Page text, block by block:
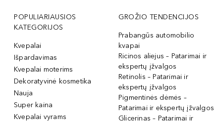
POPULIARIAUSIOS
KATEGORIJOS
Kvepalai
Išpardavimas
Kvepalai moterims
Dekoratyvinė kosmetika
Nauja
Super kaina
Kvepalai vyrams
GROŽIO TENDENCIJOS
Prabangūs automobilio
kvapai
Ricinos aliejus – Patarimai ir
ekspertų įžvalgos
Retinolis – Patarimai ir
ekspertų įžvalgos
Pigmentinės dėmės –
Patarimai ir ekspertų įžvalgos
Glicerinas – Patarimai ir